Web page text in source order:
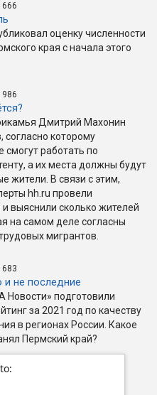
666
оценку численности
края с начала этого
986
Дмитрий Махонин
согласно которому
смогут работать по
а их места должны будут
жители. В связи с этим,
hh.ru провели
выяснили сколько жителей
на самом деле согласны
мигрантов.
683
и не последние
Новости» подготовили
за 2021 год по качеству
в регионах России. Какое
Пермский край?